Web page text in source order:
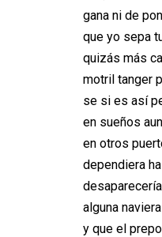
gana ni de
que yo sepa
quizás más
motril tanger
se si es así
en sueños
en otros
dependiera
alguna
y que el